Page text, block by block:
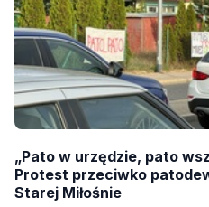
„Pato w urzędzie, pato
Protest przeciwko
Starej Miłośnie